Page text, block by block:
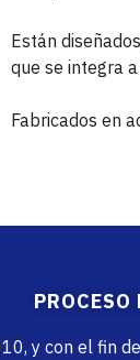
Están
que se integra
Fabricados en
y con el fin